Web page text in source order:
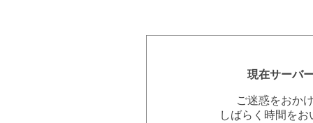
現在サーバ
ご迷惑をおか
しばらく時間を